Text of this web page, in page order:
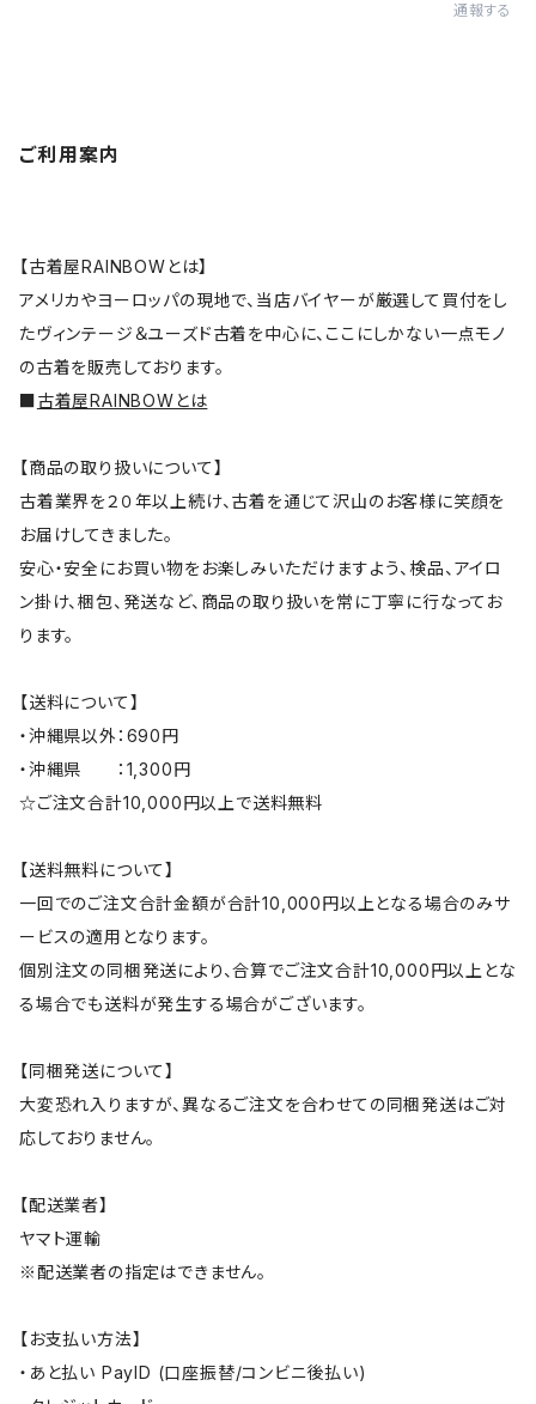
通報する
ご利用案内
【古着屋RAINBOWとは】
アメリカやヨーロッパの現地で、当店バイヤーが厳選して買付をし
たヴィンテージ＆ユーズド古着を中心に、ここにしかない一点モノ
の古着を販売しております。
■古着屋RAINBOWとは
【商品の取り扱いについて】
古着業界を２０年以上続け、古着を通じて沢山のお客様に笑顔を
お届けしてきました。
安心・安全にお買い物をお楽しみいただけますよう、検品、アイロ
ン掛け、梱包、発送など、商品の取り扱いを常に丁寧に行なってお
ります。
【送料について】
・沖縄県以外：690円
・沖縄県 ：1,300円
☆ご注文合計10,000円以上で送料無料
【送料無料について】
一回でのご注文合計金額が合計10,000円以上となる場合のみサ
ービスの適用となります。
個別注文の同梱発送により、合算でご注文合計10,000円以上とな
る場合でも送料が発生する場合がございます。
【同梱発送について】
大変恐れ入りますが、異なるご注文を合わせての同梱発送はご対
応しておりません。
【配送業者】
ヤマト運輸
※配送業者の指定はできません。
【お支払い方法】
・あと払い PayID (口座振替/コンビニ後払い)